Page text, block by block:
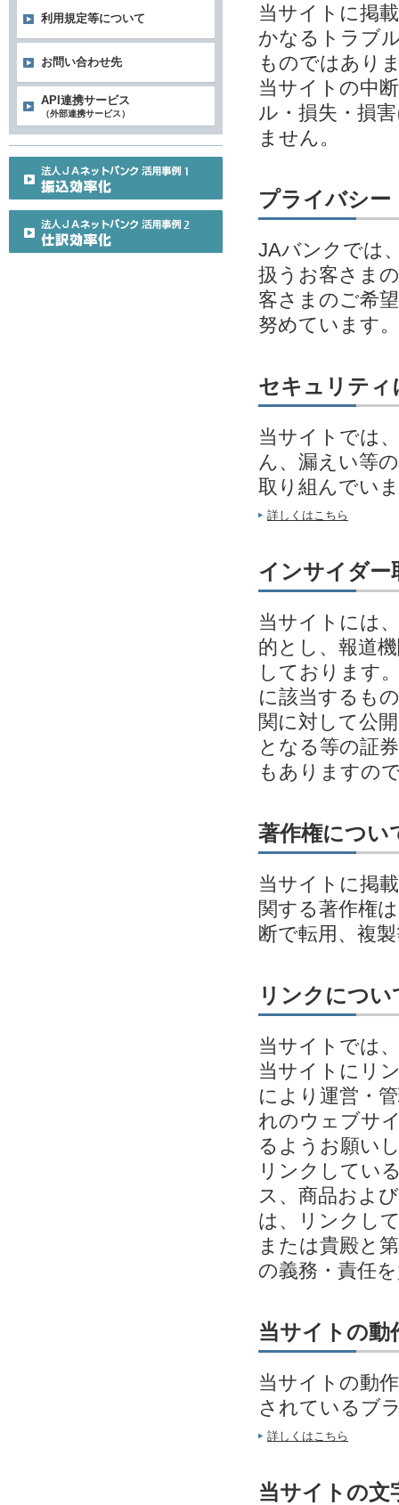
当サイトに掲
かなるトラブ
ものではあり
当サイトの中
ル・損失・損
ません。
プライバシー
JAバンクでは
扱うお客さま
客さまのご希
努めています。
セキュリティ
当サイトでは
ん、漏えい等
取り組んでい
詳しくはこちら
インサイダー
当サイトには
的とし、報道
しております
に該当するも
関に対して公
となる等の証
もありますの
著作権につい
当サイトに掲
関する著作権
断で転用、複
リンクについ
当サイトでは
当サイトにリ
により運営・
れのウェブサ
るようお願い
リンクしてい
ス、商品およ
は、リンクし
または貴殿と
の義務・責任
当サイトの動
当サイトの動
されているブ
詳しくはこちら
当サイトの文
利用規定等について
お問い合わせ先
API連携サービス
（外部連携サービス）